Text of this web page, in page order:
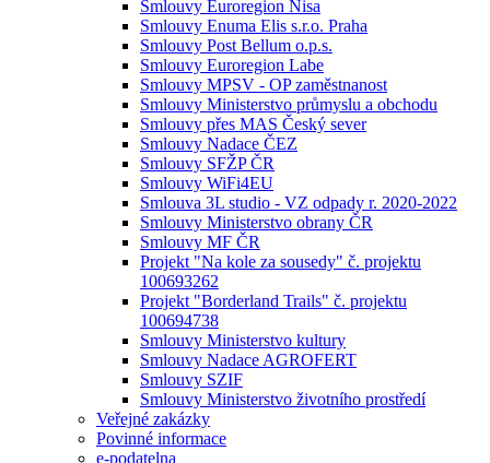
Smlouvy Euroregion Nisa
Smlouvy Enuma Elis s.r.o. Praha
Smlouvy Post Bellum o.p.s.
Smlouvy Euroregion Labe
Smlouvy MPSV - OP zaměstnanost
Smlouvy Ministerstvo průmyslu a obchodu
Smlouvy přes MAS Český sever
Smlouvy Nadace ČEZ
Smlouvy SFŽP ČR
Smlouvy WiFi4EU
Smlouva 3L studio - VZ odpady r. 2020-2022
Smlouvy Ministerstvo obrany ČR
Smlouvy MF ČR
Projekt "Na kole za sousedy" č. projektu
100693262
Projekt "Borderland Trails" č. projektu
100694738
Smlouvy Ministerstvo kultury
Smlouvy Nadace AGROFERT
Smlouvy SZIF
Smlouvy Ministerstvo životního prostředí
Veřejné zakázky
Povinné informace
e-podatelna